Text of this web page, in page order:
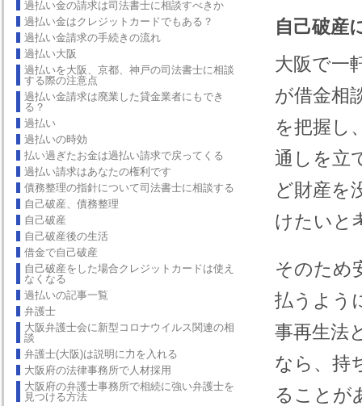
過払い金の請求は司法書士に相談すべきか
過払い金はクレジットカードでもある？
過払い金請求の手続きの流れ
過払い大阪
過払いを大阪、京都、神戸の司法書士に相談
する際の注意点
過払い金請求は廃業した貸金業者にもでき
る？
過払い
過払いの時効
払い過ぎたお金は過払い請求で戻ってくる
過払い請求はあなたの権利です
債務整理の指針について司法書士に相談する
自己破産、債務整理
自己破産
自己破産後の生活
借金で自己破産
自己破産をした場合クレジットカードは使え
なくなる
過払いの記事一覧
弁護士
大阪弁護士会に新型コロナウイルス関連の相
談
弁護士(大阪)は説明に力を入れる
大阪府の法律事務所で人材採用
大阪府の弁護士事務所で相続に強い弁護士を
見つける方法
自己破産
大阪で一
が借金相
を把握し
通しを立
ど財産を
けたいと
そのため
払うよう
事再生法
なら、持
ることが